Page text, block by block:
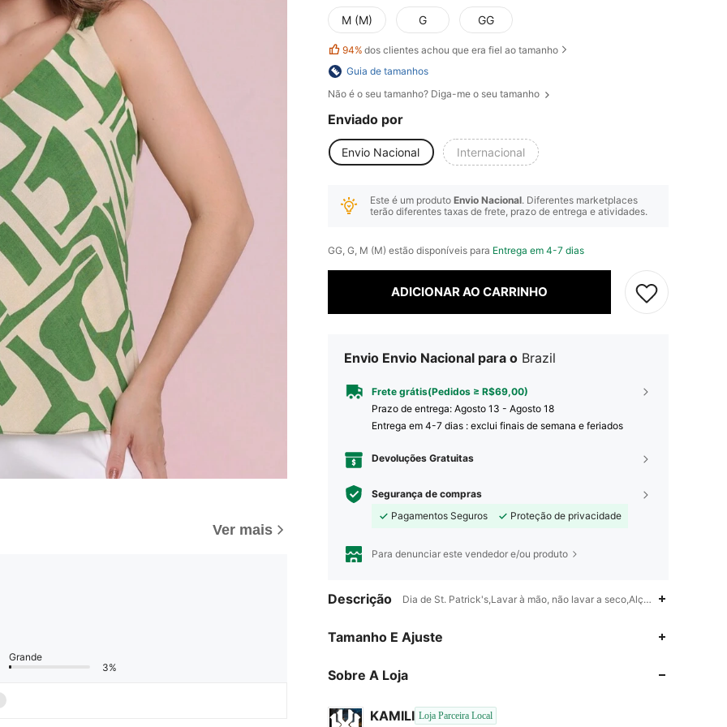
Ver mais
Grande
3%
M (M) G GG
94% dos clientes achou que era fiel ao tamanho
Guia de tamanhos
Não é o seu tamanho? Diga-me o seu tamanho
Enviado por
Envio Nacional Internacional
Este é um produto Envio Nacional. Diferentes marketplaces
terão diferentes taxas de frete, prazo de entrega e atividades.
GG, G, M (M) estão disponíveis para Entrega em 4-7 dias
ADICIONAR AO CARRINHO
Envio Envio Nacional para o Brazil
Frete grátis(Pedidos ≥ R$69,00)
Prazo de entrega: Agosto 13 - Agosto 18
Entrega em 4-7 dias : exclui finais de semana e feriados
Devoluções Gratuitas
Segurança de compras
Pagamentos Seguros
Proteção de privacidade
Para denunciar este vendedor e/ou produto
Descrição Dia de St. Patrick's,Lavar à mão, não lavar a seco,Alças Grossas
Tamanho E Ajuste
Sobre A Loja
KAMILI Loja Parceira Local